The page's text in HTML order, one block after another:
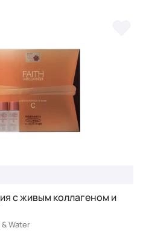
с живым коллагеном и
Water